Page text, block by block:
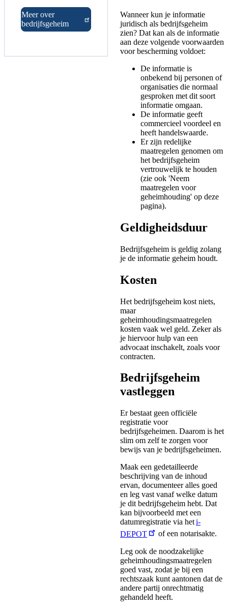
Wanneer kun je informatie
juridisch als bedrijfsgeheim
zien? Dat kan als de informatie
aan deze volgende voorwaarden
voor bescherming voldoet:
De informatie is
onbekend bij personen of
organisaties die normaal
gesproken met dit soort
informatie omgaan.
De informatie geeft
commercieel voordeel en
heeft handelswaarde.
Er zijn redelijke
maatregelen genomen om
het bedrijfsgeheim
vertrouwelijk te houden
(zie ook 'Neem
maatregelen voor
geheimhouding' op deze
pagina).
Geldigheidsduur
Bedrijfsgeheim is geldig zolang
je de informatie geheim houdt.
Kosten
Het bedrijfsgeheim kost niets,
maar
geheimhoudingsmaatregelen
kosten vaak wel geld. Zeker als
je hiervoor hulp van een
advocaat inschakelt, zoals voor
contracten.
Bedrijfsgeheim
vastleggen
Er bestaat geen officiële
registratie voor
bedrijfsgeheimen. Daarom is het
slim om zelf te zorgen voor
bewijs van je bedrijfsgeheimen.
Maak een gedetailleerde
beschrijving van de inhoud
ervan, documenteer alles goed
en leg vast vanaf welke datum
je dit bedrijfsgeheim hebt. Dat
kan bijvoorbeeld met een
datumregistratie via heti-
DEPOT
of een notarisakte.
Leg ook de noodzakelijke
geheimhoudingsmaatregelen
goed vast, zodat je bij een
rechtszaak kunt aantonen dat de
andere partij onrechtmatig
gehandeld heeft.
Meer over
bedrijfsgeheim